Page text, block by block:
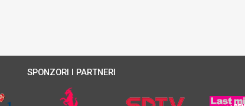
SPONZORI I PARTNERI